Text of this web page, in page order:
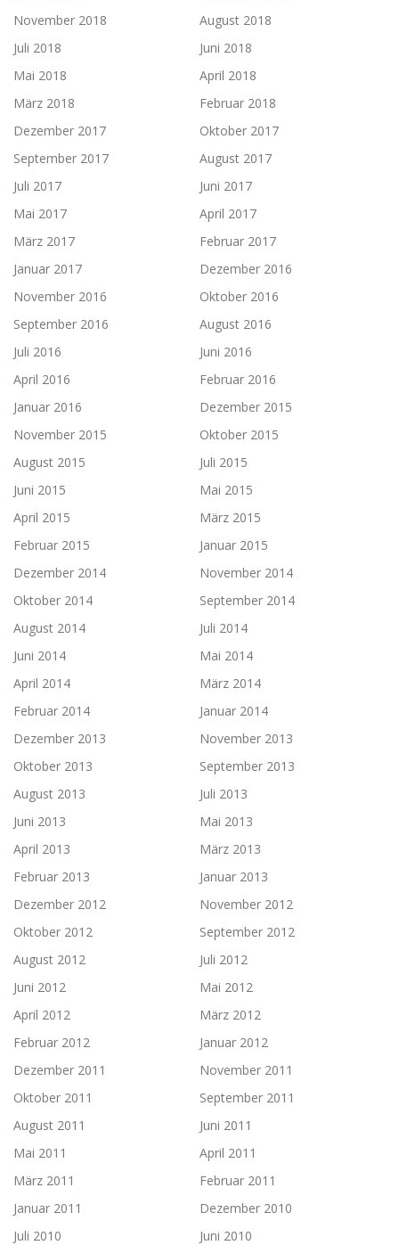
November 2018
August 2018
Juli 2018
Juni 2018
Mai 2018
April 2018
März 2018
Februar 2018
Dezember 2017
Oktober 2017
September 2017
August 2017
Juli 2017
Juni 2017
Mai 2017
April 2017
März 2017
Februar 2017
Januar 2017
Dezember 2016
November 2016
Oktober 2016
September 2016
August 2016
Juli 2016
Juni 2016
April 2016
Februar 2016
Januar 2016
Dezember 2015
November 2015
Oktober 2015
August 2015
Juli 2015
Juni 2015
Mai 2015
April 2015
März 2015
Februar 2015
Januar 2015
Dezember 2014
November 2014
Oktober 2014
September 2014
August 2014
Juli 2014
Juni 2014
Mai 2014
April 2014
März 2014
Februar 2014
Januar 2014
Dezember 2013
November 2013
Oktober 2013
September 2013
August 2013
Juli 2013
Juni 2013
Mai 2013
April 2013
März 2013
Februar 2013
Januar 2013
Dezember 2012
November 2012
Oktober 2012
September 2012
August 2012
Juli 2012
Juni 2012
Mai 2012
April 2012
März 2012
Februar 2012
Januar 2012
Dezember 2011
November 2011
Oktober 2011
September 2011
August 2011
Juni 2011
Mai 2011
April 2011
März 2011
Februar 2011
Januar 2011
Dezember 2010
Juli 2010
Juni 2010